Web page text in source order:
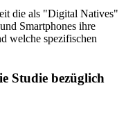
die als "Digital Natives"
Smartphones ihre
welche spezifischen
Studie bezüglich